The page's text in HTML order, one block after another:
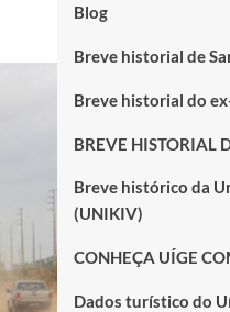
Blog
Breve historial de
Breve historial do
BREVE HISTORIAL
Breve histórico da
(UNIKIV)
CONHEÇA UÍGE
Dados turístico do